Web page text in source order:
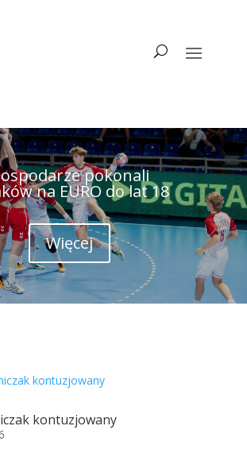
pokonali
na EURO do lat 18
Więcej
kontuzjowany